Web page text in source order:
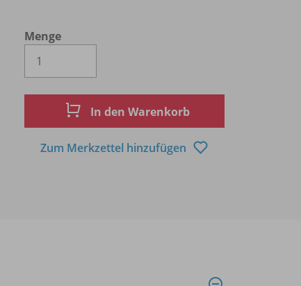
Menge
In den Warenkorb
Zum Merkzettel hinzufügen